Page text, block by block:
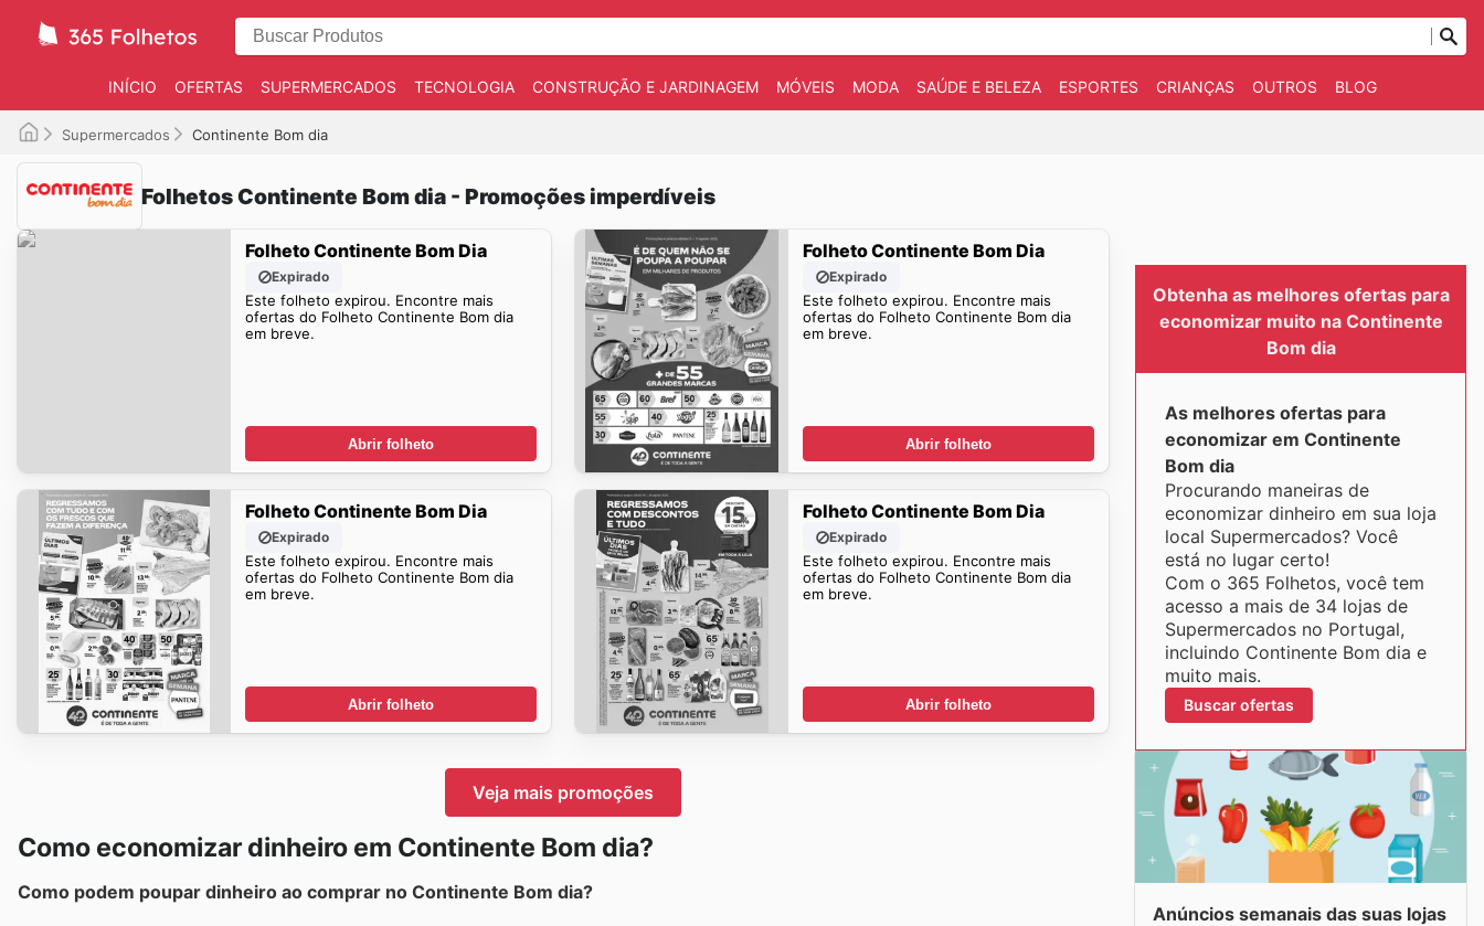
INÍCIO OFERTAS SUPERMERCADOS TECNOLOGIA CONSTRUÇÃO E JARDINAGEM MÓVEIS MODA SAÚDE E BELEZA ESPORTES CRIANÇAS OUTROS BLOG
Supermercados Continente Bom dia
Folhetos Continente Bom dia - Promoções imperdíveis
Folheto Continente Bom Dia
Expirado
Este folheto expirou. Encontre mais
ofertas do Folheto Continente Bom dia
em breve.
Abrir folheto
Folheto Continente Bom Dia
Expirado
Este folheto expirou. Encontre mais
ofertas do Folheto Continente Bom dia
em breve.
Abrir folheto
Folheto Continente Bom Dia
Expirado
Este folheto expirou. Encontre mais
ofertas do Folheto Continente Bom dia
em breve.
Abrir folheto
Folheto Continente Bom Dia
Expirado
Este folheto expirou. Encontre mais
ofertas do Folheto Continente Bom dia
em breve.
Abrir folheto
Veja mais promoções
Como economizar dinheiro em Continente Bom dia?
Como podem poupar dinheiro ao comprar no Continente Bom dia?
Obtenha as melhores ofertas para
economizar muito na Continente
Bom dia
As melhores ofertas para
economizar em Continente
Bom dia
Procurando maneiras de
economizar dinheiro em sua loja
local Supermercados? Você
está no lugar certo!
Com o 365 Folhetos, você tem
acesso a mais de 34 lojas de
Supermercados no Portugal,
incluindo Continente Bom dia e
muito mais.
Buscar ofertas
Anúncios semanais das suas lojas